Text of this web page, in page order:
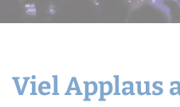
Viel Applaus